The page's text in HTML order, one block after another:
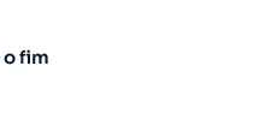
o fim